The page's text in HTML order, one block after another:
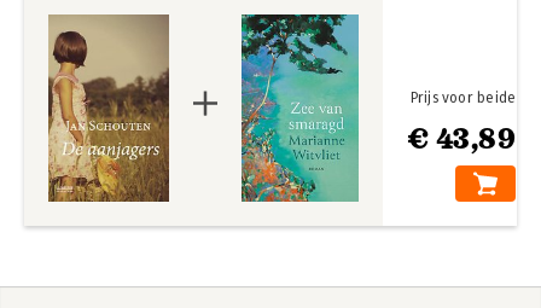
€ 43,89
Prijs voor beide